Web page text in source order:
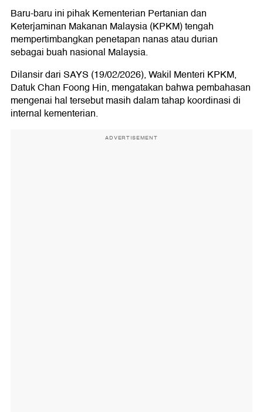
Baru-baru ini pihak Kementerian Pertanian dan
Keterjaminan Makanan Malaysia (KPKM) tengah
mempertimbangkan penetapan nanas atau durian
sebagai buah nasional Malaysia.
Dilansir dari SAYS (19/02/2026), Wakil Menteri KPKM,
Datuk Chan Foong Hin, mengatakan bahwa pembahasan
mengenai hal tersebut masih dalam tahap koordinasi di
internal kementerian.
ADVERTISEMENT